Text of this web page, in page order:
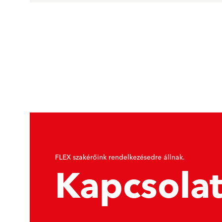
FLEX szakérőink rendelkezésedre állnak.